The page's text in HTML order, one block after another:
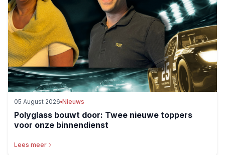
05 August 2026 Nieuws
Polyglass bouwt door: Twee nieuwe toppers
voor onze binnendienst
Lees meer